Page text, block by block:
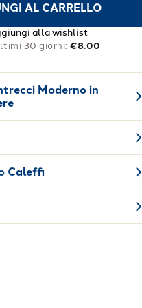
AL CARRELLO
alla wishlist
30 giorni: €8.00
Moderno in
Caleffi